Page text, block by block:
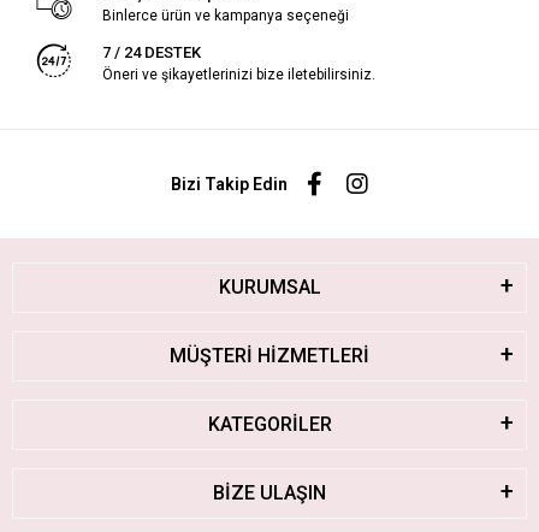
Binlerce ürün ve kampanya seçeneği
7 / 24 DESTEK
Öneri ve şikayetlerinizi bize iletebilirsiniz.
Bizi Takip Edin
KURUMSAL
MÜŞTERİ HİZMETLERİ
KATEGORİLER
BİZE ULAŞIN